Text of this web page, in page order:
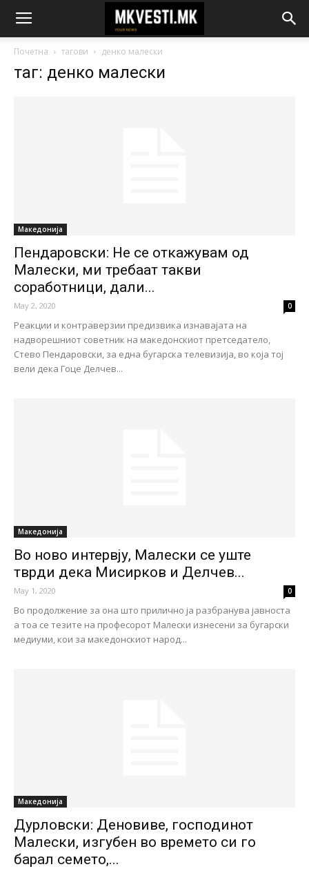
Почетна тагови денко малески
таг: денко малески
Македонија
Пендаровски: Не се откажувам од
Малески, ми требаат такви
соработници, дали...
May 2, 2020 0
Реакции и контраверзии предизвика изнавајата на
надворешниот советник на македонскиот претседатело,
Стево Пендаровски, за една бугарска телевизија, во која тој
вели дека Гоце Делчев...
Македонија
Во ново интервју, Малески се уште
тврди дека Мисирков и Делчев...
May 1, 2020 0
Во продолжение за она што прилично ја разбранува јавноста
а тоа се тезите на професорот Малески изнесени за бугарски
медиуми, кои за македонскиот народ...
Македонија
Дурловски: Деновиве, господинот
Малески, изгубен во времето си го
барал семето,...